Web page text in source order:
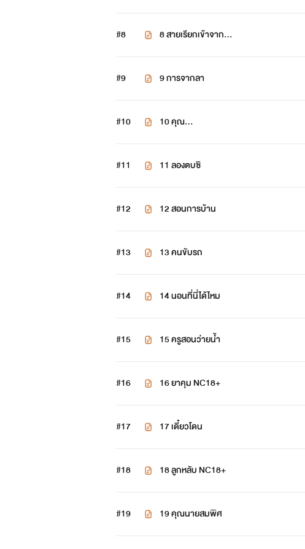
#8 8 สายเรียกเข้าจาก...
#9 9 การจากลา
#10 10 คุณ...
#11 11 ลองตบซิ
#12 12 สอนการบ้าน
#13 13 คนขับรถ
#14 14 นอนที่นี่ได้ไหม
#15 15 ครูสอนว่ายน้ำ
#16 16 ยาคุม NC18+
#17 17 เดี๋ยวโดน
#18 18 ลูกหลับ NC18+
#19 19 คุณนายสมพิศ